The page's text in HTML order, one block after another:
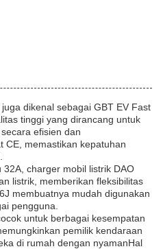
dikenal sebagai GBT EV Fast
tinggi yang dirancang untuk
efisien dan
CE, memastikan kepatuhan
charger mobil listrik DAO
listrik, memberikan fleksibilitas
membuatnya mudah digunakan
pengguna.
untuk berbagai kesempatan
pemilik kendaraan
di rumah dengan nyamanHal